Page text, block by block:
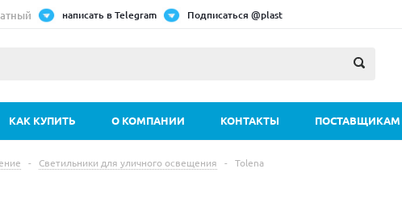
написать в Telegram Подписаться @plast
КАК КУПИТЬ О КОМПАНИИ КОНТАКТЫ ПОСТАВЩИКАМ
- Светильники для уличного освещения - Tolena